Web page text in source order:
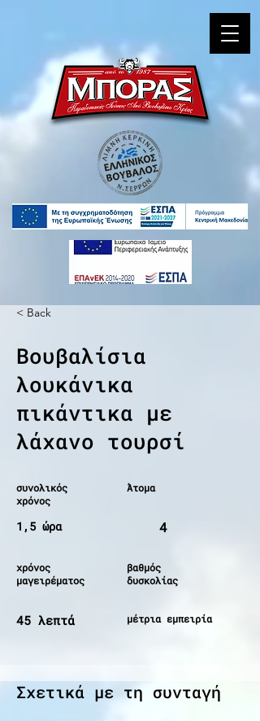
< Back
Βουβαλίσια
λουκάνικα
πικάντικα με
λάχανο τουρσί
συνολικός
χρόνος
1,5 ώρα
χρόνος
μαγειρέματος
45 λεπτά
Άτομα
4
βαθμός
δυσκολίας
μέτρια εμπειρία
Σχετικά με τη συνταγή